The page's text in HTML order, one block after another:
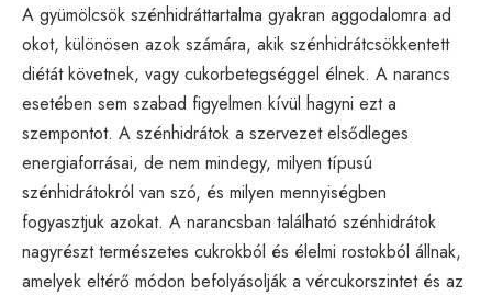
A gyümölcsök szénhidráttartalma gyakran aggodalomra ad
okot, különösen azok számára, akik szénhidrátcsökkentett
diétát követnek, vagy cukorbetegséggel élnek. A narancs
esetében sem szabad figyelmen kívül hagyni ezt a
szempontot. A szénhidrátok a szervezet elsődleges
energiaforrásai, de nem mindegy, milyen típusú
szénhidrátokról van szó, és milyen mennyiségben
fogyasztjuk azokat. A narancsban található szénhidrátok
nagyrészt természetes cukrokból és élelmi rostokból állnak,
amelyek eltérő módon befolyásolják a vércukorszintet és az